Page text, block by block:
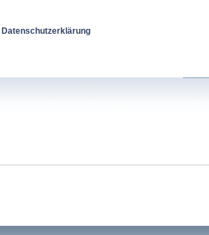
Datenschutzerklärung